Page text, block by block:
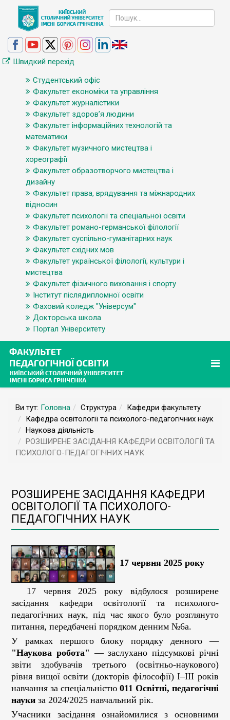
Швидкий перехід
Студентський офіс
Факультет економіки та управління
Факультет журналістики
Факультет здоров’я людини
Факультет інформаційних технологій та
математики
Факультет музичного мистецтва і
хореографії
Факультет образотворчого мистецтва і
дизайну
Факультет права, врядування та міжнародних
відносин
Факультет психології та спеціальної освіти
Факультет романо-германської філології
Факультет суспільно-гуманітарних наук
Факультет східних мов
Факультет української філології, культури і
мистецтва
Факультет фізичного виховання і спорту
Інститут післядипломної освіти
Фаховий коледж "Універсум"
Докторська школа
Портал Університету
Ви тут: Головна Структура
Кафедри факультету
Кафедра освітології та психолого-педагогічних наук
Наукова діяльність
РОЗШИРЕНЕ ЗАСІДАННЯ КАФЕДРИ ОСВІТОЛОГІЇ ТА
ПСИХОЛОГО-ПЕДАГОГІЧНИХ НАУК
РОЗШИРЕНЕ ЗАСІДАННЯ КАФЕДРИ
ОСВІТОЛОГІЇ ТА ПСИХОЛОГО-
ПЕДАГОГІЧНИХ НАУК
17 червня 2025 року
17 червня 2025 року відбулося розширене
засідання кафедри освітології та психолого-
педагогічних наук, під час якого було розглянуто
питання, передбачені порядком денним №6а.
У рамках першого блоку порядку денного —
"Наукова робота" — заслухано підсумкові річні
звіти здобувачів третього (освітньо-наукового)
рівня вищої освіти (докторів філософії) І–ІІІ років
навчання за спеціальністю 011 Освітні, педагогічні
науки за 2024/2025 навчальний рік.
Учасники засідання ознайомилися з основними